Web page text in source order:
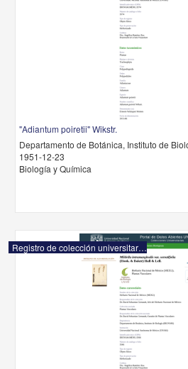
"Adiantum poiretii" Wikstr.
Departamento de Botánica, Instituto de
1951-12-23
Biología y Química
Registro de colección universitaria